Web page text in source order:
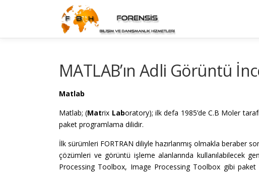
MATLAB’ın Adli Görüntü
Matlab
Matlab; (Matrix Laboratory); ilk defa 1985’de C.B Moler
paket programlama dilidir.
İlk sürümleri FORTRAN diliyle hazırlanmış olmakla beraber
çözümleri ve görüntü işleme alanlarında kullanılabilecek
Processing Toolbox, Image Processing Toolbox gibi